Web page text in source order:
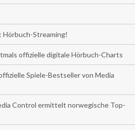
Hörbuch-Streaming!
offizielle digitale Hörbuch-Charts
Spiele-Bestseller von Media
Control ermittelt norwegische Top-